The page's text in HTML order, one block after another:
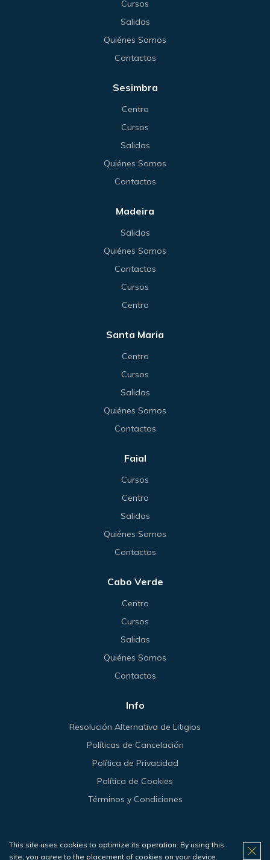
Cursos
Salidas
Quiénes Somos
Contactos
Sesimbra
Centro
Cursos
Salidas
Quiénes Somos
Contactos
Madeira
Salidas
Quiénes Somos
Contactos
Cursos
Centro
Santa Maria
Centro
Cursos
Salidas
Quiénes Somos
Contactos
Faial
Cursos
Centro
Salidas
Quiénes Somos
Contactos
Cabo Verde
Centro
Cursos
Salidas
Quiénes Somos
Contactos
Info
Resolución Alternativa de Litigios
Políticas de Cancelación
Política de Privacidad
Política de Cookies
Términos y Condiciones
© 2026 Haliotis.
This site uses cookies to optimize its operation. By using this
site, you agree to the placement of cookies on your device.